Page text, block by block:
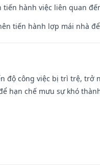
tiến hành việc liên quan
tiến hành lợp mái nhà
độ công việc bị trì trệ,
hạn chế mưu sự khó